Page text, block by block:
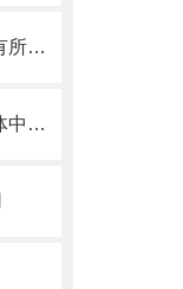
风速传感器的种类众多，原理也有所不同
维萨拉露点仪是用于准确测量气体中水蒸气含量的设备